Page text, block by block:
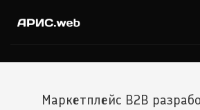
Маркетплейс B2B